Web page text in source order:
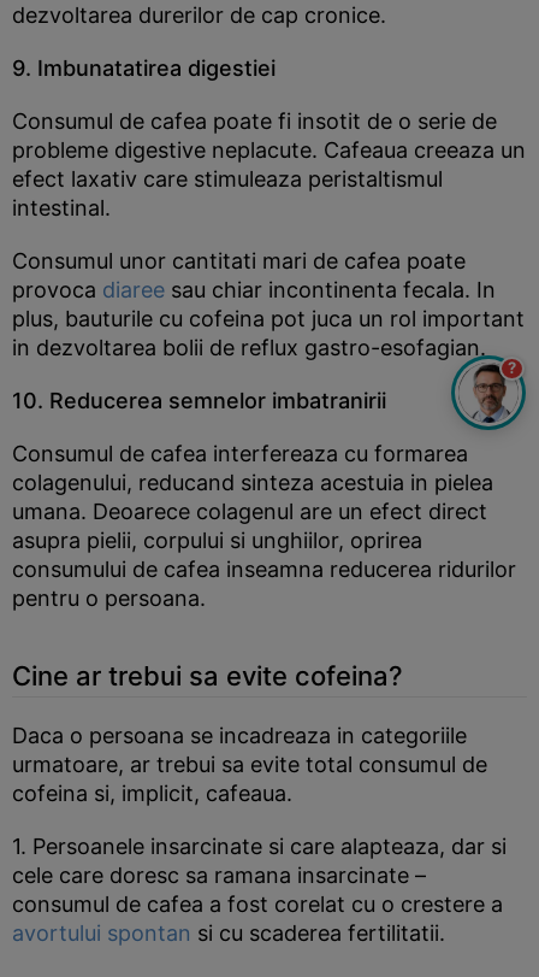
dezvoltarea durerilor de cap cronice.
9. Imbunatatirea digestiei
Consumul de cafea poate fi insotit de o serie de
probleme digestive neplacute. Cafeaua creeaza un
efect laxativ care stimuleaza peristaltismul
intestinal.
Consumul unor cantitati mari de cafea poate
provoca diaree sau chiar incontinenta fecala. In
plus, bauturile cu cofeina pot juca un rol important
in dezvoltarea bolii de reflux gastro-esofagian.
10. Reducerea semnelor imbatranirii
Consumul de cafea interfereaza cu formarea
colagenului, reducand sinteza acestuia in pielea
umana. Deoarece colagenul are un efect direct
asupra pielii, corpului si unghiilor, oprirea
consumului de cafea inseamna reducerea ridurilor
pentru o persoana.
Cine ar trebui sa evite cofeina?
Daca o persoana se incadreaza in categoriile
urmatoare, ar trebui sa evite total consumul de
cofeina si, implicit, cafeaua.
1. Persoanele insarcinate si care alapteaza, dar si
cele care doresc sa ramana insarcinate –
consumul de cafea a fost corelat cu o crestere a
avortului spontan si cu scaderea fertilitatii.
?